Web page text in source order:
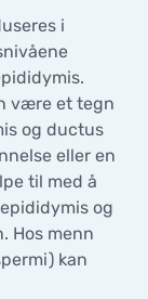
i
være et tegn
og ductus
eller en
til med å
og
Hos menn
kan